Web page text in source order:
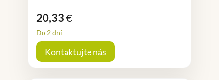
20,33€
Do 2 dní
Kontaktujte nás